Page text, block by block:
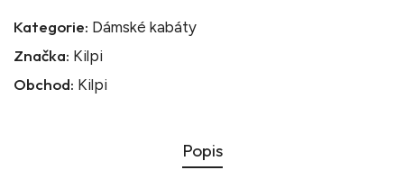
Kategorie: Dámské kabáty
Značka: Kilpi
Obchod: Kilpi
Popis